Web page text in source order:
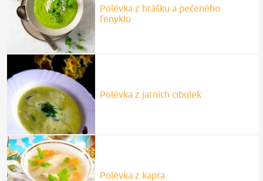
Polévka z hrášku a pečeného
fenyklu
Polévka z jarních cibulek
Polévka z kapra